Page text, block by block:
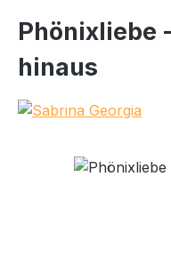
Phönixliebe
hinaus
Bildergalerie